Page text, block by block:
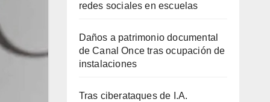
redes sociales en escuelas
Daños a patrimonio documental
de Canal Once tras ocupación de
instalaciones
Tras ciberataques de I.A.